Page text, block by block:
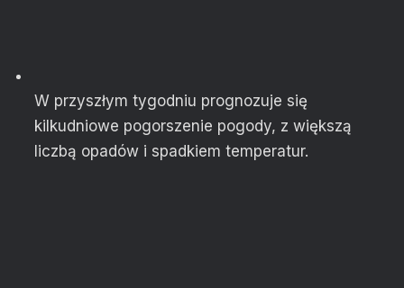
W przyszłym tygodniu prognozuje się
kilkudniowe pogorszenie pogody, z większą
liczbą opadów i spadkiem temperatur.